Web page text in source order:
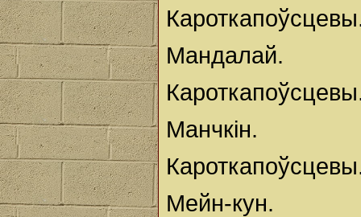
Мандалай.
Манчкін.
Мейн-кун.